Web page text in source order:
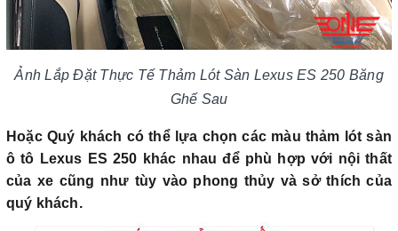
Ảnh Lắp Đặt Thực Tế Thảm Lót Sàn Lexus ES 250 Băng
Ghế Sau
Hoặc Quý khách có thể lựa chọn các màu thảm lót sàn
ô tô Lexus ES 250 khác nhau để phù hợp với nội thất
của xe cũng như tùy vào phong thủy và sở thích của
quý khách.